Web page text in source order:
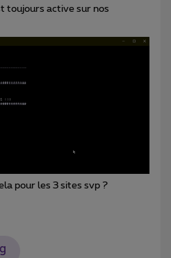
toujours active sur nos
pour les 3 sites svp ?